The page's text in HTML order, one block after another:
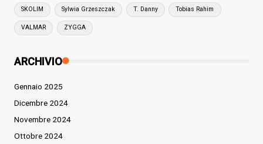
SKOLIM Sylwia Grzeszczak T. Danny Tobias Rahim
VALMAR ZYGGA
ARCHIVIO
Gennaio 2025
Dicembre 2024
Novembre 2024
Ottobre 2024